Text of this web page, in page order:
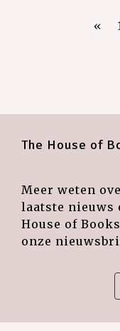
«
The House of
Meer weten
laatste nieuws
House of
onze